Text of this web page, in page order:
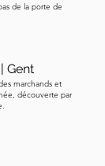
de la porte de
Gent
marchands et
découverte par